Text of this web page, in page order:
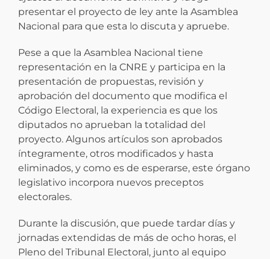
presentar el proyecto de ley ante la Asamblea
Nacional para que esta lo discuta y apruebe.
Pese a que la Asamblea Nacional tiene
representación en la CNRE y participa en la
presentación de propuestas, revisión y
aprobación del documento que modifica el
Código Electoral, la experiencia es que los
diputados no aprueban la totalidad del
proyecto. Algunos artículos son aprobados
íntegramente, otros modificados y hasta
eliminados, y como es de esperarse, este órgano
legislativo incorpora nuevos preceptos
electorales.
Durante la discusión, que puede tardar días y
jornadas extendidas de más de ocho horas, el
Pleno del Tribunal Electoral, junto al equipo